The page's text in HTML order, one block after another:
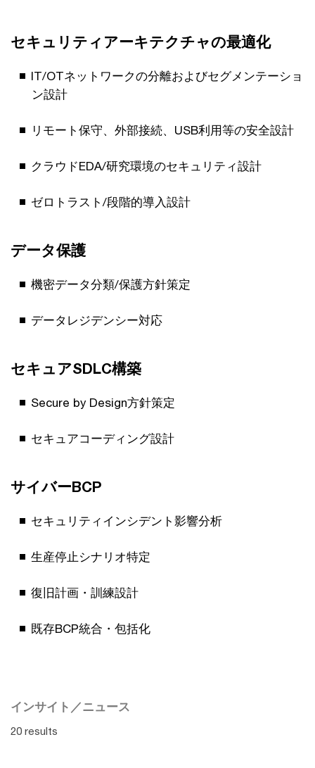
セキュリティアーキテクチャの最適化
IT/OTネットワークの分離およびセグメンテーショ
ン設計
リモート保守、外部接続、USB利用等の安全設計
クラウドEDA/研究環境のセキュリティ設計
ゼロトラスト/段階的導入設計
データ保護
機密データ分類/保護方針策定
データレジデンシー対応
セキュアSDLC構築
Secure by Design方針策定
セキュアコーディング設計
サイバーBCP
セキュリティインシデント影響分析
生産停止シナリオ特定
復旧計画・訓練設計
既存BCP統合・包括化
インサイト／ニュース
20 results